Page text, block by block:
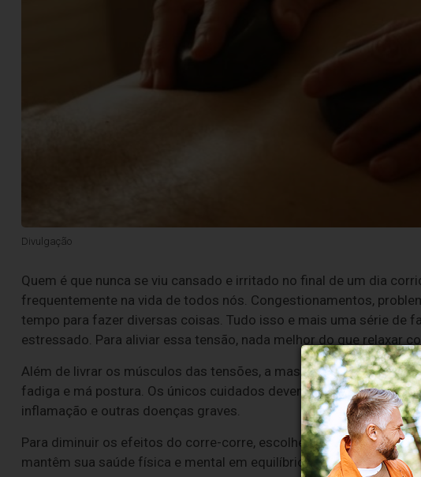
Divulgação
Quem é que nunca se viu cansado e irritado no final de um dia
frequentemente na vida de todos nós. Congestionamentos,
tempo para fazer diversas coisas. Tudo isso e mais uma série de
estressado. Para aliviar essa tensão, nada melhor do que relaxar
Além de livrar os músculos das tensões, a massagem ajuda
fadiga e má postura. Os únicos cuidados devem ser tomados
inflamação e outras doenças graves.
Para diminuir os efeitos do corre-corre, escolhemos seis tipos de
mantêm sua saúde física e mental em equilíbrio.